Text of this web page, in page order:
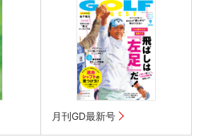
月刊GD最新号